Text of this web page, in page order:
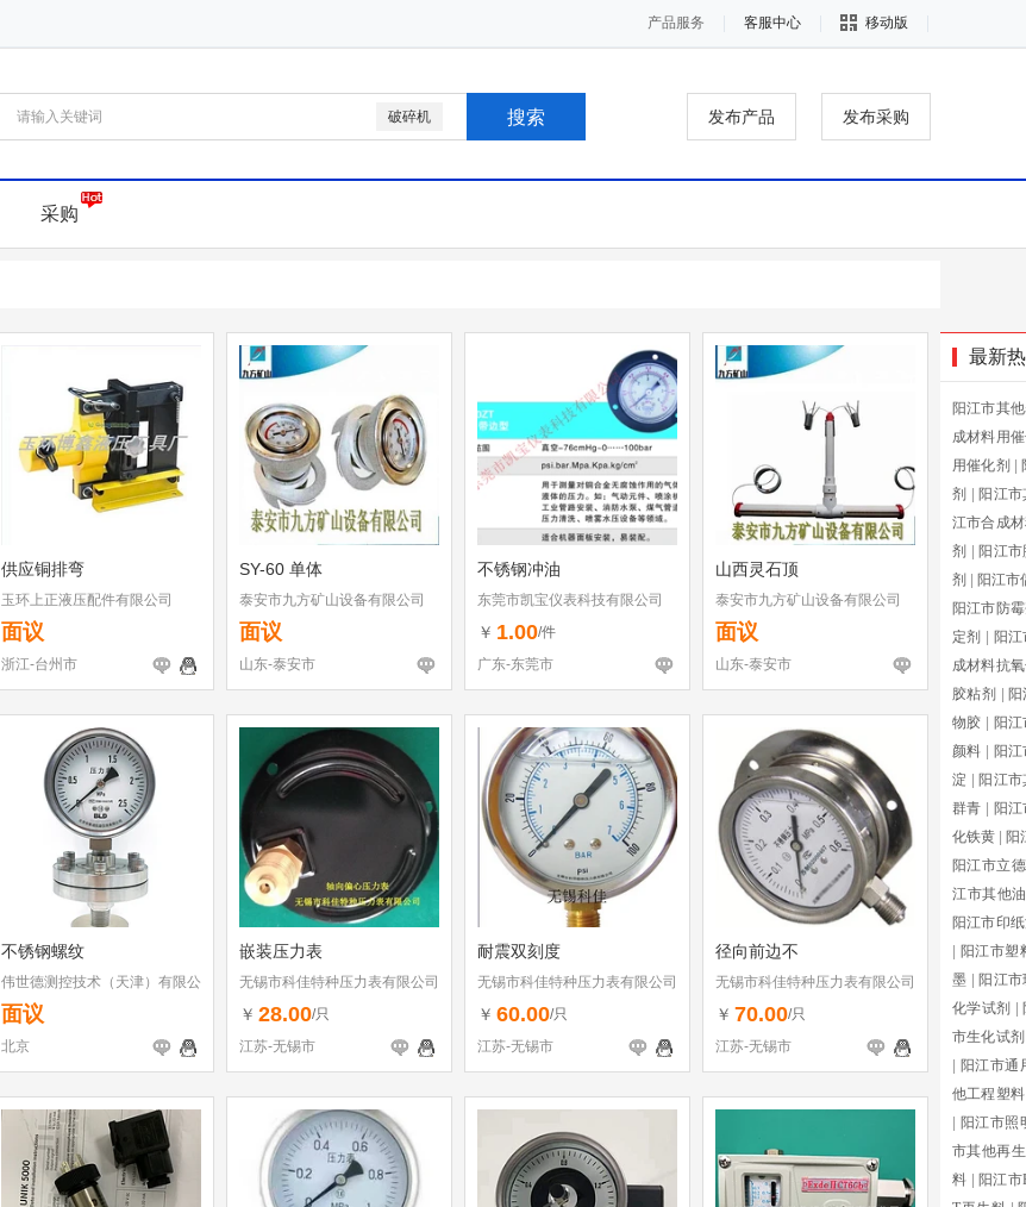
产品服务 客服中心 移动版
破碎机 发布产品 发布采购
采购
供应铜排弯
玉环上正液压配件有限公司
面议
浙江-台州市
SY-60 单体
泰安市九方矿山设备有限公司
面议
山东-泰安市
不锈钢冲油
东莞市凯宝仪表科技有限公司
￥ 1.00/件
广东-东莞市
山西灵石顶
泰安市九方矿山设备有限公司
面议
山东-泰安市
不锈钢螺纹
伟世德测控技术（天津）有限公
司
面议
北京
嵌装压力表
无锡市科佳特种压力表有限公司
￥ 28.00/只
江苏-无锡市
耐震双刻度
无锡市科佳特种压力表有限公司
￥ 60.00/只
江苏-无锡市
径向前边不
无锡市科佳特种压力表有限公司
￥ 70.00/只
江苏-无锡市
最新
阳江市其
成材料用
用催化剂
剂
阳江
江市合成
剂
阳江
剂
阳江市
阳江市防
定剂
阳
成材料抗
胶粘剂
物胶
阳
颜料
阳
淀
阳江
群青
阳
化铁黄
阳
阳江市立
江市其他
阳江市印
阳江市塑
墨
阳江
化学试剂
市生化试剂
阳江市通
他工程塑料
阳江市照
市其他再
料
阳江市